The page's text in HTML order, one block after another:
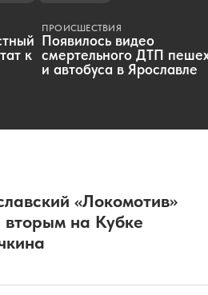
к
ПРОИСШЕСТВИЯ
Появилось видео
смертельного ДТП
и автобуса в Ярославле
«Локомотив»
вторым на Кубке